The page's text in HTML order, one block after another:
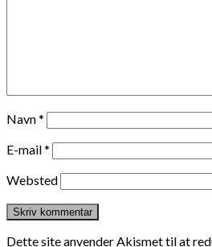
Navn*
E-mail*
Websted
Dette site anvender Akismet til at